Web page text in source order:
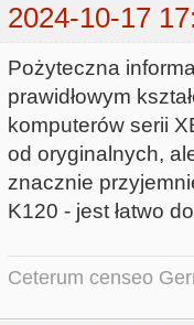
2024-10-17
Pożyteczna
prawidłowym
komputerów serii
od oryginalnych,
znacznie
K120 - jest łatwo
Ceterum censeo